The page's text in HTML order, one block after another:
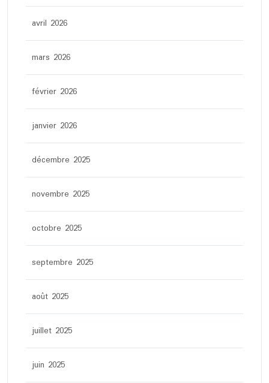
avril 2026
mars 2026
février 2026
janvier 2026
décembre 2025
novembre 2025
octobre 2025
septembre 2025
août 2025
juillet 2025
juin 2025